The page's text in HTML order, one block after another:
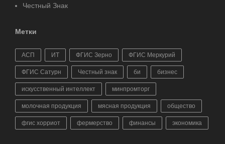
Честный Знак
Метки
АСП ИТ ФГИС Зерно ФГИС Меркурий
ФГИС Сатурн Честный знак би бизнес
искусственный интеллект минпромторг
молочная продукция мясная продукция общество
фгис хорриот фермерство финансы экономика